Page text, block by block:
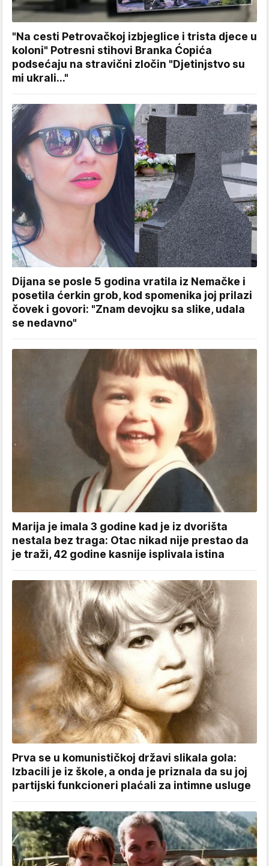
"Na cesti Petrovačkoj izbjeglice i trista djece u
koloni" Potresni stihovi Branka Ćopića
podsećaju na stravični zločin "Djetinjstvo su
mi ukrali..."
Dijana se posle 5 godina vratila iz Nemačke i
posetila ćerkin grob, kod spomenika joj prilazi
čovek i govori: "Znam devojku sa slike, udala
se nedavno"
Marija je imala 3 godine kad je iz dvorišta
nestala bez traga: Otac nikad nije prestao da
je traži, 42 godine kasnije isplivala istina
Prva se u komunističkoj državi slikala gola:
Izbacili je iz škole, a onda je priznala da su joj
partijski funkcioneri plaćali za intimne usluge